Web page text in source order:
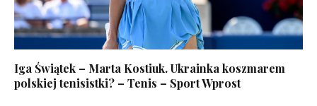
Iga Świątek – Marta Kostiuk. Ukrainka koszmarem
polskiej tenisistki? – Tenis – Sport Wprost